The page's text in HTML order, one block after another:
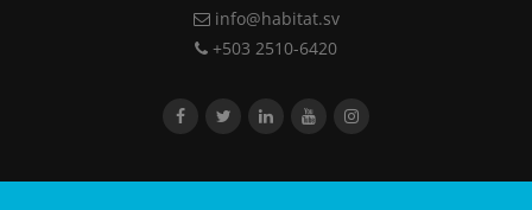
info@habitat.sv
+503 2510-6420